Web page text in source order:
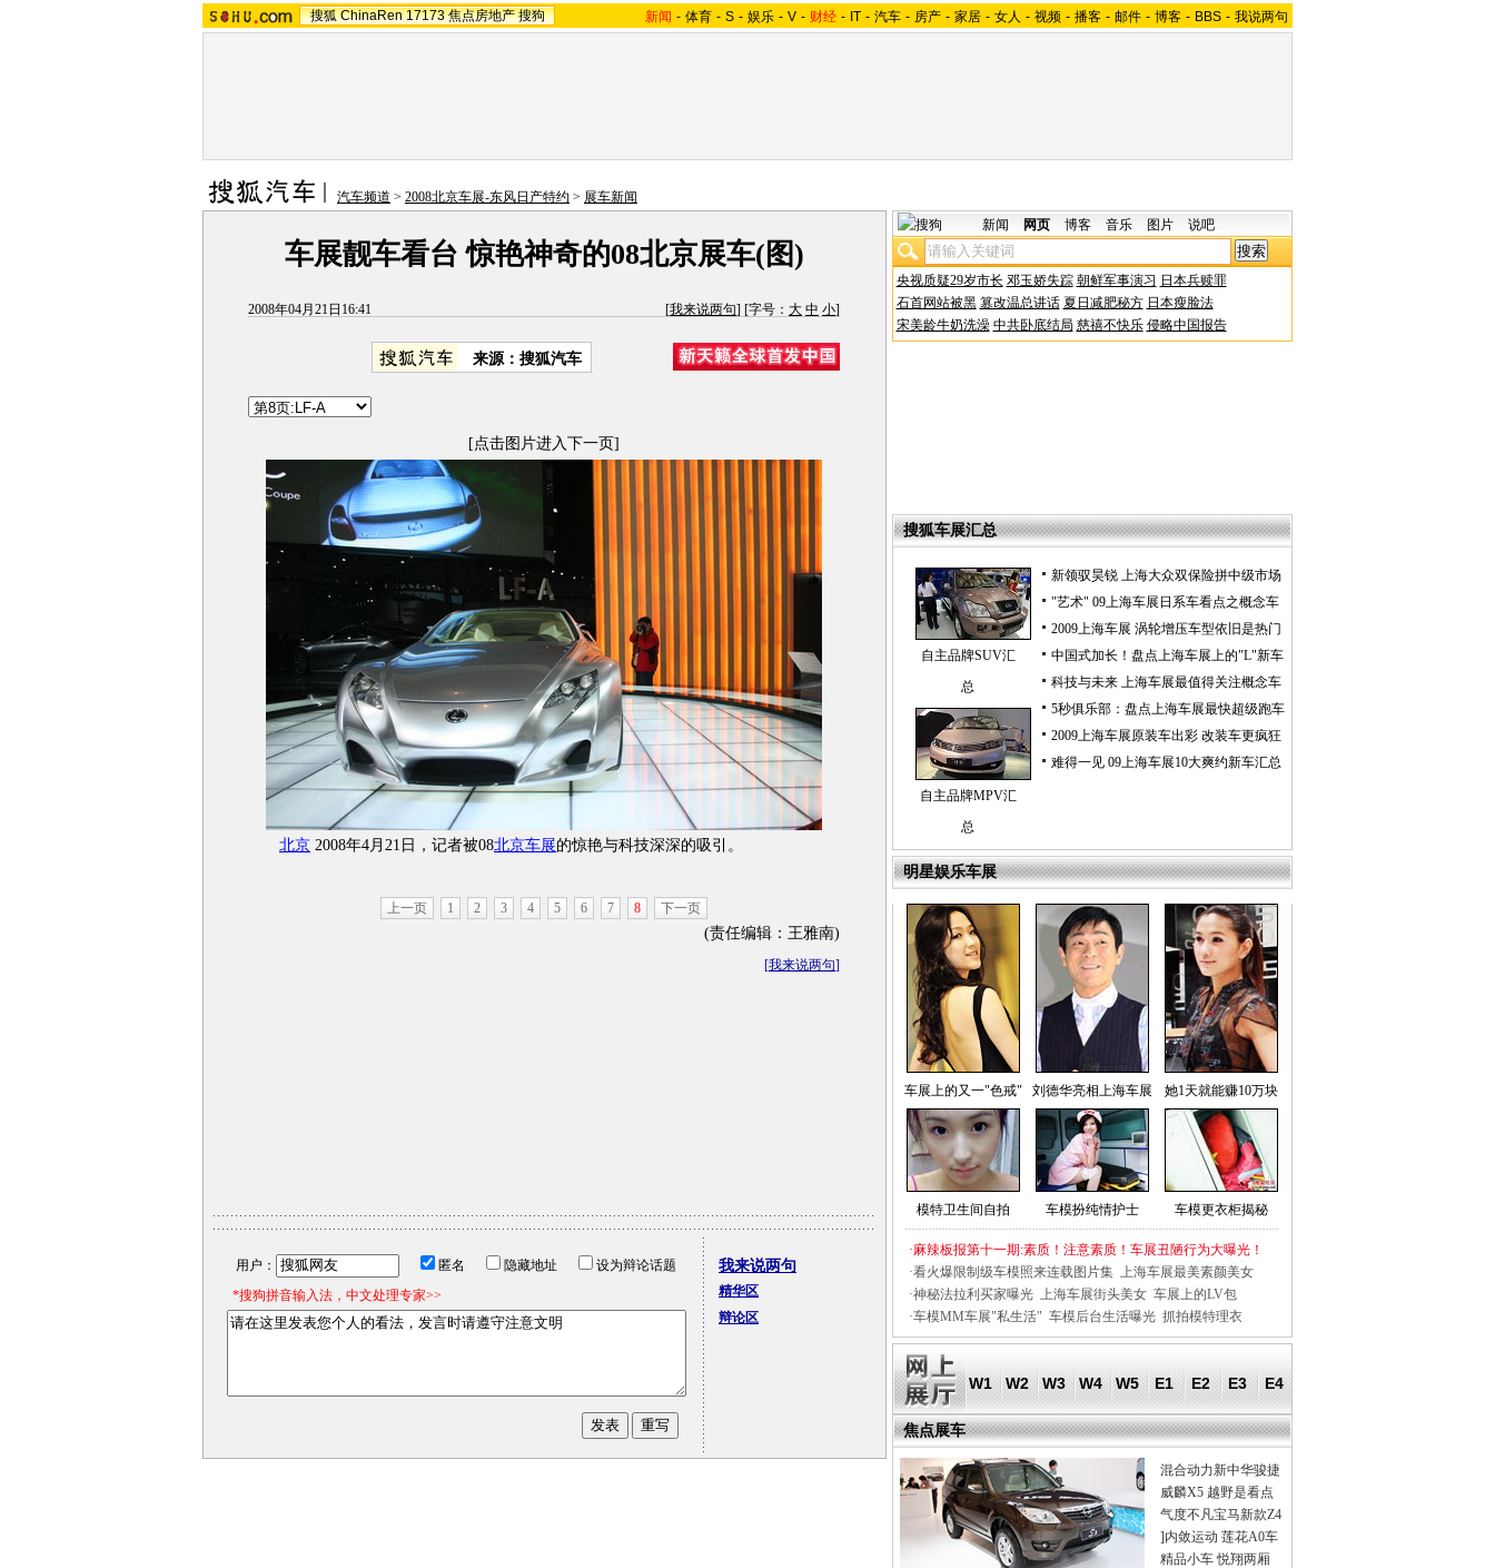
搜狐 ChinaRen 17173 焦点房地产 搜狗 新闻 - 体育 - S - 娱乐 - V - 财经 - IT - 汽车 - 房产 - 家居 - 女人 - 视频 - 播客 - 邮件 - 博客 - BBS - 我说两句
汽车频道 > 2008北京车展-东风日产特约 > 展车新闻
车展靓车看台 惊艳神奇的08北京展车(图)
2008年04月21日16:41 [我来说两句] [字号： 大 中 小]
来源：搜狐汽车
[点击图片进入下一页]
北京 2008年4月21日，记者被08北京车展的惊艳与科技深深的吸引。
上一页 1 2 3 4 5 6 7 8 下一页
(责任编辑：王雅南)
[我来说两句]
用户： 匿名 隐藏地址
设为辩论话题
*搜狗拼音输入法，中文处理专家>>
我来说两句
精华区
辩论区
新闻 网页 博客 音乐 图片 说吧
央视质疑29岁市长 邓玉娇失踪 朝鲜军事演习 日本兵赎罪
石首网站被黑 篡改温总讲话 夏日减肥秘方 日本瘦脸法
宋美龄牛奶洗澡 中共卧底结局 慈禧不快乐 侵略中国报告
搜狐车展汇总
自主品牌SUV汇
总
自主品牌MPV汇
总
新领驭昊锐 上海大众双保险拼中级市场
"艺术" 09上海车展日系车看点之概念车
2009上海车展 涡轮增压车型依旧是热门
中国式加长！盘点上海车展上的"L"新车
科技与未来 上海车展最值得关注概念车
5秒俱乐部：盘点上海车展最快超级跑车
2009上海车展原装车出彩 改装车更疯狂
难得一见 09上海车展10大爽约新车汇总
明星娱乐车展
车展上的又一"色戒" 刘德华亮相上海车展 她1天就能赚10万块
模特卫生间自拍 车模扮纯情护士 车模更衣柜揭秘
·麻辣板报第十一期:素质！注意素质！车展丑陋行为大曝光！
·看火爆限制级车模照来连载图片集 上海车展最美素颜美女
·神秘法拉利买家曝光 上海车展街头美女 车展上的LV包
·车模MM车展"私生活" 车模后台生活曝光 抓拍模特理衣
W1 W2 W3 W4 W5 E1 E2 E3 E4
焦点展车
混合动力新中华骏捷
威麟X5 越野是看点
气度不凡宝马新款Z4
]内敛运动 莲花A0车
精品小车 悦翔两厢